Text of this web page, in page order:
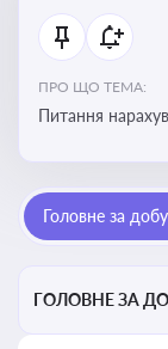
ПРО ЩО ТЕМА:
Питання
Головне за
ГОЛОВНЕ ЗА